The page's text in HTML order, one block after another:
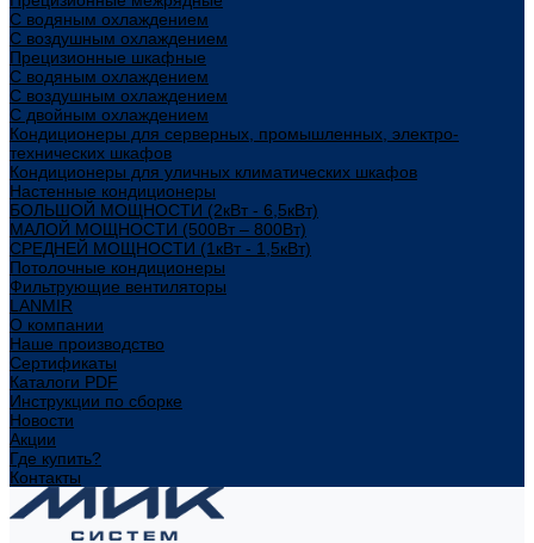
С водяным охлаждением
С воздушным охлаждением
Прецизионные шкафные
С водяным охлаждением
С воздушным охлаждением
С двойным охлаждением
Кондиционеры для серверных, промышленных, электро-
технических шкафов
Кондиционеры для уличных климатических шкафов
Настенные кондиционеры
БОЛЬШОЙ МОЩНОСТИ (2кВт - 6,5кВт)
МАЛОЙ МОЩНОСТИ (500Вт – 800Вт)
СРЕДНЕЙ МОЩНОСТИ (1кВт - 1,5кВт)
Потолочные кондиционеры
Фильтрующие вентиляторы
LANMIR
О компании
Наше производство
Сертификаты
Каталоги PDF
Инструкции по сборке
Новости
Акции
Где купить?
Контакты